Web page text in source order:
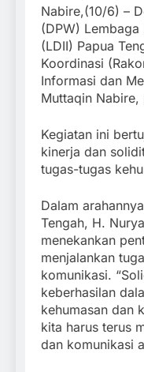
Nabire,(10/6) –
(DPW)
(LDII) Papua
Koordinasi
Informasi dan
Muttaqin Nabire,
Kegiatan ini
kinerja dan
tugas-tugas
Dalam
Tengah, H.
menekankan
menjalankan
komunikasi.
keberhasilan
kehumasan dan
kita harus terus
dan komunikasi